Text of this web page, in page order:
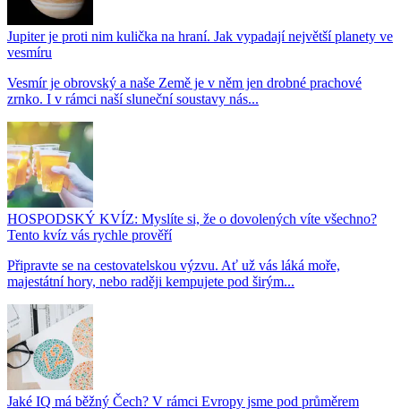
Jupiter je proti nim kulička na hraní. Jak vypadají největší planety ve
vesmíru
Vesmír je obrovský a naše Země je v něm jen drobné prachové
zrnko. I v rámci naší sluneční soustavy nás...
HOSPODSKÝ KVÍZ: Myslíte si, že o dovolených víte všechno?
Tento kvíz vás rychle prověří
Připravte se na cestovatelskou výzvu. Ať už vás láká moře,
majestátní hory, nebo raději kempujete pod širým...
Jaké IQ má běžný Čech? V rámci Evropy jsme pod průměrem